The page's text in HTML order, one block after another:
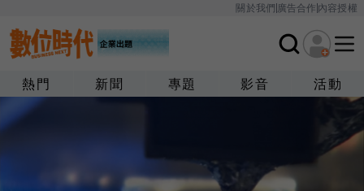
關於我們廣告合作內容授權
熱門 新聞 專題 影音 活動